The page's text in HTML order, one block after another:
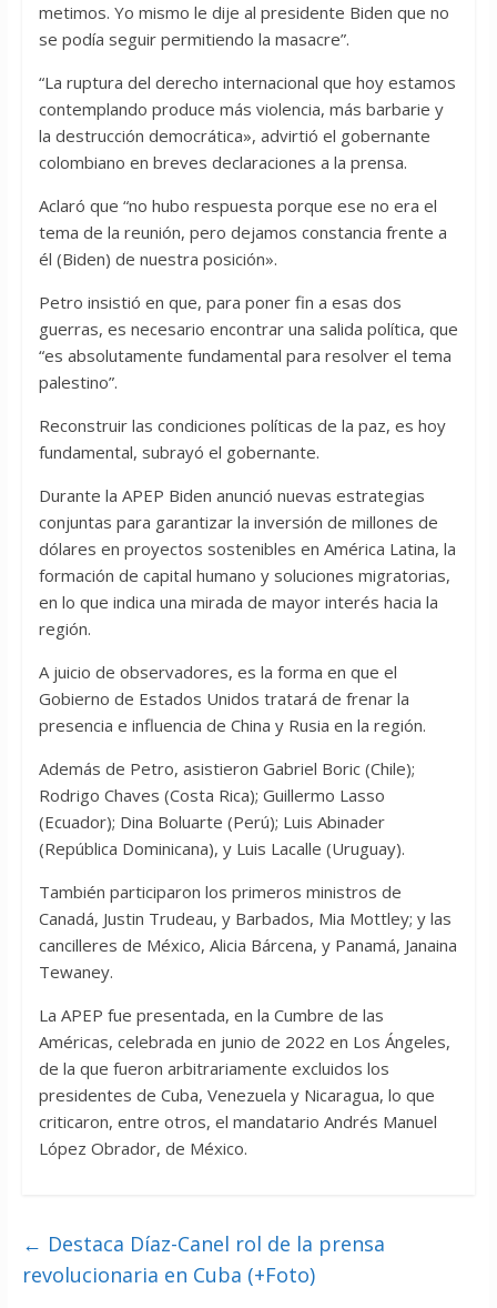
metimos. Yo mismo le dije al presidente Biden que no
se podía seguir permitiendo la masacre”.
“La ruptura del derecho internacional que hoy estamos
contemplando produce más violencia, más barbarie y
la destrucción democrática», advirtió el gobernante
colombiano en breves declaraciones a la prensa.
Aclaró que “no hubo respuesta porque ese no era el
tema de la reunión, pero dejamos constancia frente a
él (Biden) de nuestra posición».
Petro insistió en que, para poner fin a esas dos
guerras, es necesario encontrar una salida política, que
“es absolutamente fundamental para resolver el tema
palestino”.
Reconstruir las condiciones políticas de la paz, es hoy
fundamental, subrayó el gobernante.
Durante la APEP Biden anunció nuevas estrategias
conjuntas para garantizar la inversión de millones de
dólares en proyectos sostenibles en América Latina, la
formación de capital humano y soluciones migratorias,
en lo que indica una mirada de mayor interés hacia la
región.
A juicio de observadores, es la forma en que el
Gobierno de Estados Unidos tratará de frenar la
presencia e influencia de China y Rusia en la región.
Además de Petro, asistieron Gabriel Boric (Chile);
Rodrigo Chaves (Costa Rica); Guillermo Lasso
(Ecuador); Dina Boluarte (Perú); Luis Abinader
(República Dominicana), y Luis Lacalle (Uruguay).
También participaron los primeros ministros de
Canadá, Justin Trudeau, y Barbados, Mia Mottley; y las
cancilleres de México, Alicia Bárcena, y Panamá, Janaina
Tewaney.
La APEP fue presentada, en la Cumbre de las
Américas, celebrada en junio de 2022 en Los Ángeles,
de la que fueron arbitrariamente excluidos los
presidentes de Cuba, Venezuela y Nicaragua, lo que
criticaron, entre otros, el mandatario Andrés Manuel
López Obrador, de México.
← Destaca Díaz-Canel rol de la prensa
revolucionaria en Cuba (+Foto)